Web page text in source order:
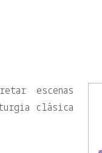
escenas
clásica